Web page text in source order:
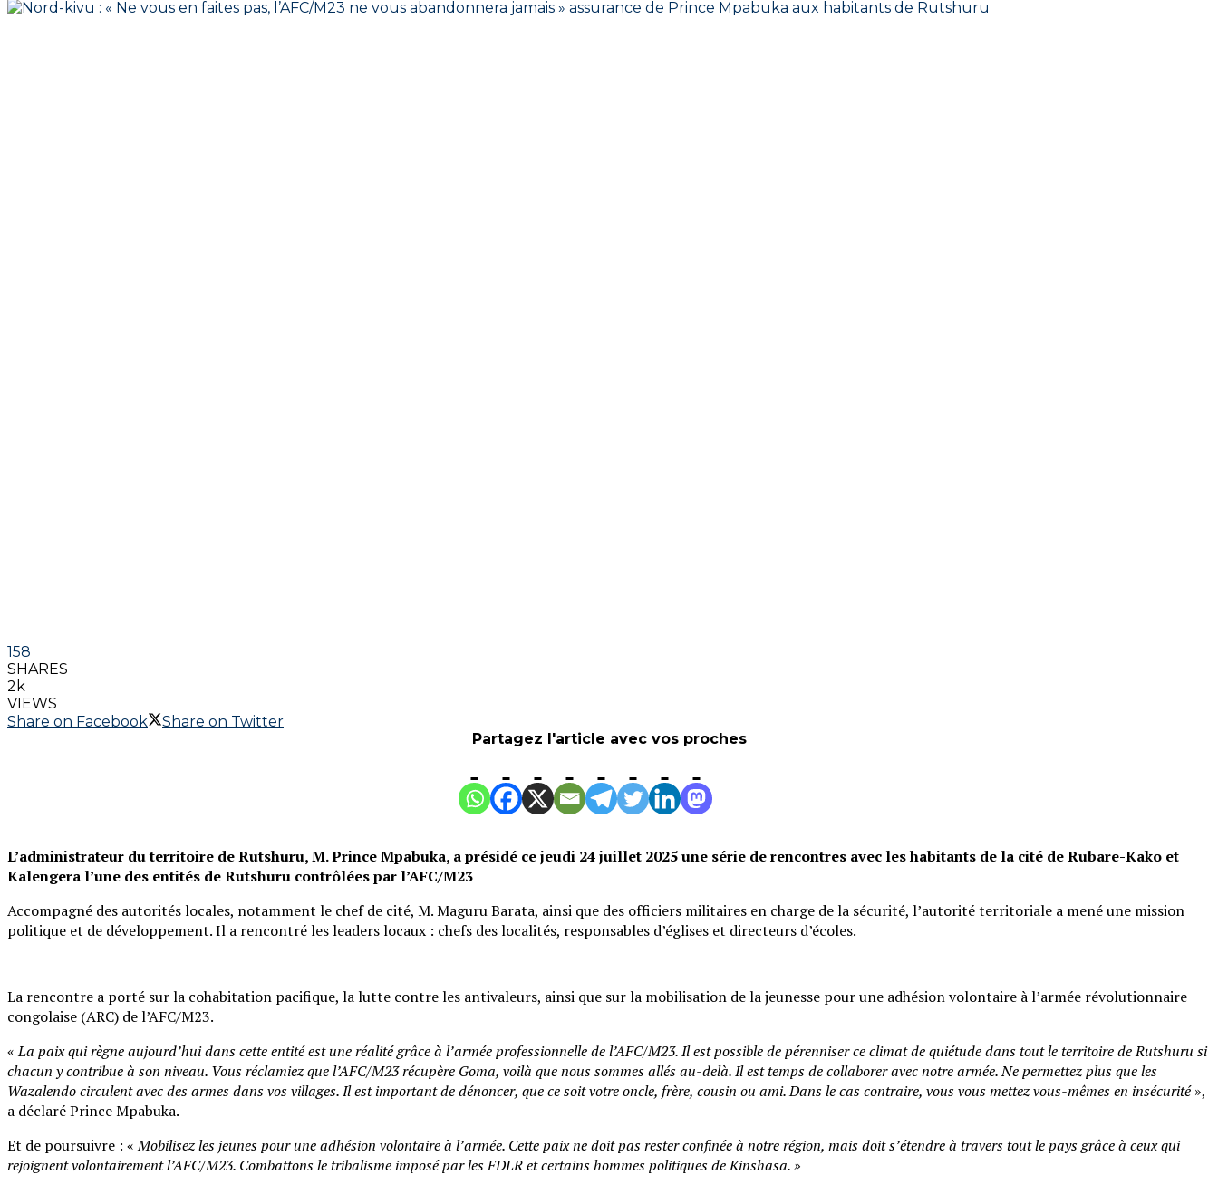
158
SHARES
2k
VIEWS
Share on Facebook
Share on Twitter
Partagez l'article avec vos proches
L’administrateur du territoire de Rutshuru, M. Prince Mpabuka, a présidé ce jeudi 24 juillet 2025 une série de rencontres avec les habitants de la cité de Rubare-Kako et
Kalengera l’une des entités de Rutshuru contrôlées par l’AFC/M23
Accompagné des autorités locales, notamment le chef de cité, M. Maguru Barata, ainsi que des officiers militaires en charge de la sécurité, l’autorité territoriale a mené une mission
politique et de développement. Il a rencontré les leaders locaux : chefs des localités, responsables d’églises et directeurs d’écoles.
La rencontre a porté sur la cohabitation pacifique, la lutte contre les antivaleurs, ainsi que sur la mobilisation de la jeunesse pour une adhésion volontaire à l’armée révolutionnaire
congolaise (ARC) de l’AFC/M23.
«La paix qui règne aujourd’hui dans cette entité est une réalité grâce à l’armée professionnelle de l’AFC/M23. Il est possible de pérenniser ce climat de quiétude dans tout le territoire de Rutshuru si
chacun y contribue à son niveau. Vous réclamiez que l’AFC/M23 récupère Goma, voilà que nous sommes allés au-delà. Il est temps de collaborer avec notre armée. Ne permettez plus que les
Wazalendo circulent avec des armes dans vos villages. Il est important de dénoncer, que ce soit votre oncle, frère, cousin ou ami. Dans le cas contraire, vous vous mettez vous-mêmes en insécurité»,
a déclaré Prince Mpabuka.
Et de poursuivre : «Mobilisez les jeunes pour une adhésion volontaire à l’armée. Cette paix ne doit pas rester confinée à notre région, mais doit s’étendre à travers tout le pays grâce à ceux qui
rejoignent volontairement l’AFC/M23. Combattons le tribalisme imposé par les FDLR et certains hommes politiques de Kinshasa. »